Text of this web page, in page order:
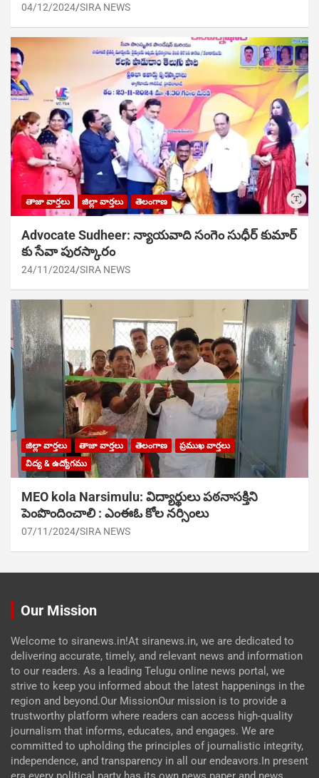
04/12/2024 SIRA NEWS
తాజా వార్తలు జిల్లా వార్తలు తెలంగాణ
Advocate Sudheer: న్యాయవాది సంగెం సుధీర్ కుమార్
కు సేవా పురస్కారం
24/11/2024 SIRA NEWS
జిల్లా వార్తలు తాజా వార్తలు తెలంగాణ
ప్రముఖ వార్తలు
విద్య & ఉద్యోగము
MEO kola Narsimulu: విద్యార్థులు పఠ‌నాసక్తిని
పెంపొందించాలి : ఎంఈఓ కోల నర్సింలు
07/11/2024 SIRA NEWS
Our Mission
Welcome to siranews.in!At siranews.in, we are dedicated to
delivering accurate, timely, and relevant news and information
to our readers. As a leading Telugu online news portal, we
strive to keep you informed about the latest happenings in the
region and beyond.Our MissionOur mission is to provide a
trustworthy platform where readers can access high-quality
journalism that informs, educates, and engages. We are
committed to upholding the principles of journalistic integrity,
independence, and transparency in all our endeavors.In present